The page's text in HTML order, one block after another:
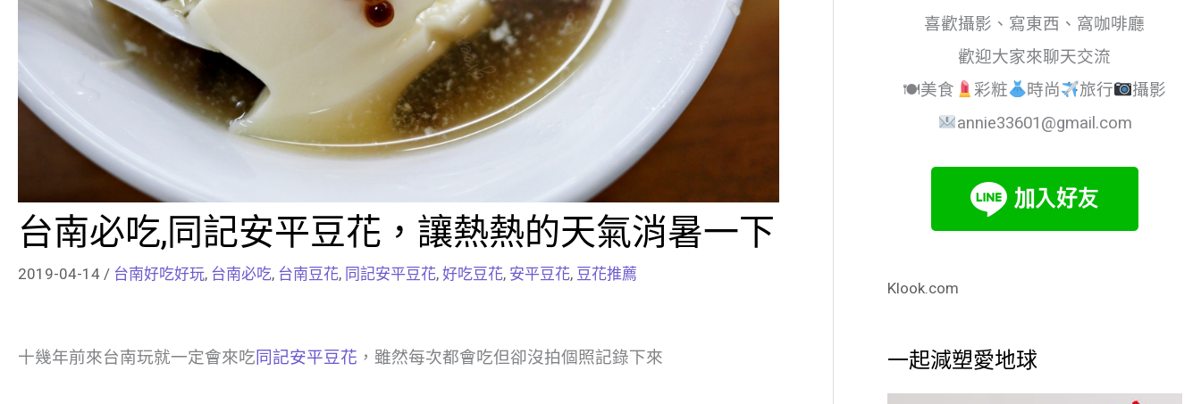
台南必吃,同記安平豆花，讓熱熱的天氣消暑一下
2019-04-14 / 台南好吃好玩, 台南必吃, 台南豆花, 同記安平豆花, 好吃豆花, 安平豆花, 豆花推薦
十幾年前來台南玩就一定會來吃同記安平豆花 ，雖然每次都會吃但卻沒拍個照記錄下來
喜歡攝影、寫東西、窩咖啡廳
歡迎大家來聊天交流
🍽美食
彩粧 時尚 旅行
攝影
annie33601@gmail.com
Klook.com
一起減塑愛地球